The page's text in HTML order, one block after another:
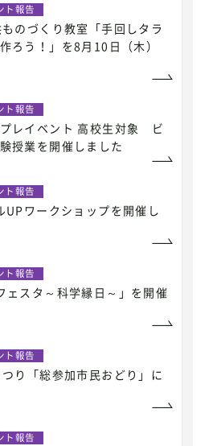
ト報告
のづくり教室「手回しタラ
ろう！」を8月10日（木）
ト報告
レイベント 高校生対象 ビ
授業を開催しました
ト報告
ワークショップを開催し
ト報告
ェスタ～科学縁日～」を開催
ト報告
り「総参加市民おどり」に
ト報告